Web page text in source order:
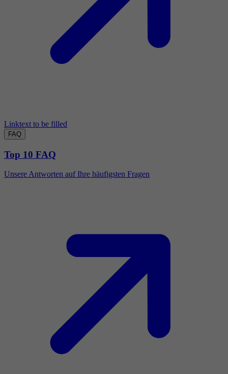
Linktext to be filled
FAQ
Top 10 FAQ
Unsere Antworten auf Ihre häufigsten Fragen